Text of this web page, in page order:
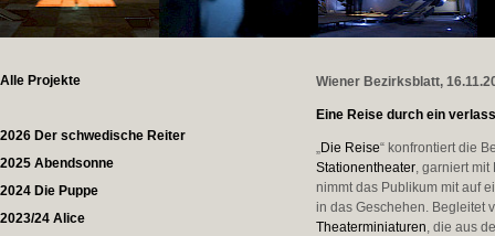
Alle Projekte
2026 Der schwedische Reiter
2025 Abendsonne
2024 Die Puppe
2023/24 Alice
Wiener Bezirksblatt,
Eine Reise durch ein
„Die Reise“ konfrontiert die
Stationentheater, garniert
nimmt das Publikum mit auf
in das Geschehen. Begleitet
Theaterminiaturen, die aus